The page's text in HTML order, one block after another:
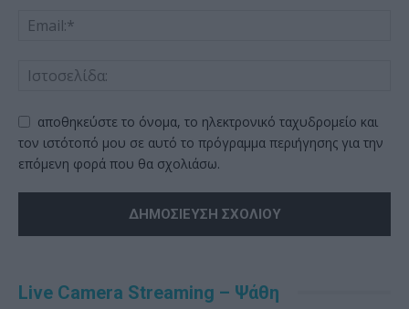
αποθηκεύστε το όνομα, το ηλεκτρονικό ταχυδρομείο και
τον ιστότοπό μου σε αυτό το πρόγραμμα περιήγησης για την
επόμενη φορά που θα σχολιάσω.
Live Camera Streaming – Ψάθη